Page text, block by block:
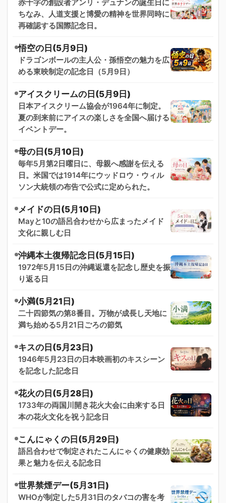
赤十字の創設者アンリ・デュナンの誕生日に
ちなみ、人道支援と博愛の精神を世界同時に
再確認する国際記念日。
悟空の日(5月9日)
ドラゴンボールの主人公・孫悟空の魅力を広
める東映制定の記念日（5月9日）
アイスクリームの日(5月9日)
日本アイスクリーム協会が1964年に制定。
夏の到来前にアイスの楽しさを全国へ届ける
イベントデー。
母の日(5月10日)
毎年5月第2日曜日に、母親へ感謝を伝える
日。米国では1914年にウッドロウ・ウィル
ソン大統領の布告で公式に定められた。
メイドの日(5月10日)
Mayと10の語呂合わせから広まったメイド
文化に親しむ日
沖縄本土復帰記念日(5月15日)
1972年5月15日の沖縄返還を記念し歴史を振
り返る日
小満(5月21日)
二十四節気の第8番目。万物が成長し天地に
満ち始める5月21日ごろの節気
キスの日(5月23日)
1946年5月23日の日本映画初のキスシーン
を記念した記念日
花火の日(5月28日)
1733年の両国川開き花火大会に由来する日
本の花火文化を祝う記念日
こんにゃくの日(5月29日)
語呂合わせで制定されたこんにゃくの健康効
果と魅力を伝える記念日
世界禁煙デー(5月31日)
WHOが制定した5月31日のタバコの害を考